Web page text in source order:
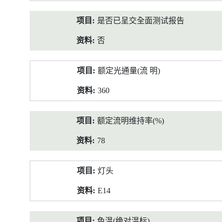
是否已呈交全面测试报告
否
额定光通量(流 明)
360
额定流明维持率(%)
78
灯头
E14